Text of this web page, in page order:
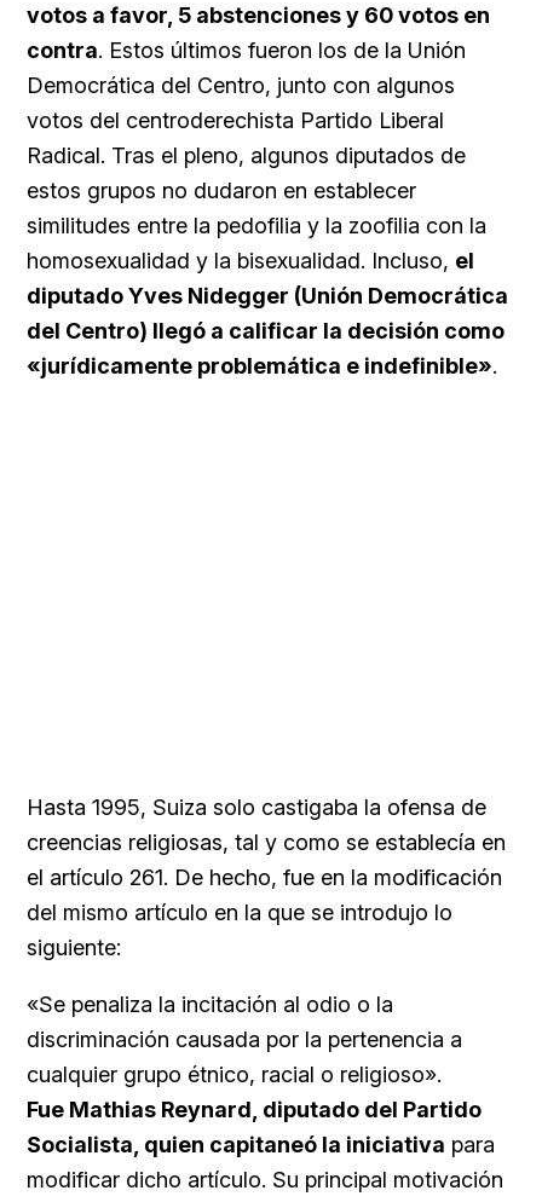
votos a favor, 5 abstenciones y 60 votos en
contra. Estos últimos fueron los de la Unión
Democrática del Centro, junto con algunos
votos del centroderechista Partido Liberal
Radical. Tras el pleno, algunos diputados de
estos grupos no dudaron en establecer
similitudes entre la pedofilia y la zoofilia con la
homosexualidad y la bisexualidad. Incluso, el
diputado Yves Nidegger (Unión Democrática
del Centro) llegó a calificar la decisión como
«jurídicamente problemática e indefinible».
Hasta 1995, Suiza solo castigaba la ofensa de
creencias religiosas, tal y como se establecía en
el artículo 261. De hecho, fue en la modificación
del mismo artículo en la que se introdujo lo
siguiente:
«Se penaliza la incitación al odio o la
discriminación causada por la pertenencia a
cualquier grupo étnico, racial o religioso».
Fue Mathias Reynard, diputado del Partido
Socialista, quien capitaneó la iniciativa para
modificar dicho artículo. Su principal motivación